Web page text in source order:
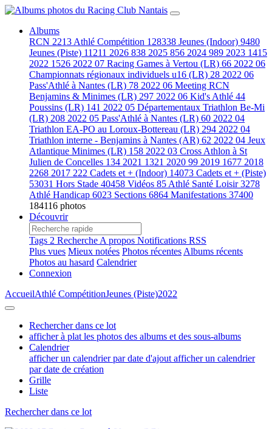
Albums
RCN 2213 Athlé Compétition 128338 Jeunes (Indoor) 9480
Jeunes (Piste) 11211 2026 838 2025 856 2024 989 2023 1415
2022 1526 2022 07 Racing Games à Vertou (LR) 66 2022 06
Championnats régionaux individuels u16 (LR) 28 2022 06
Pass'Athlé à Nantes (LR) 78 2022 06 Meeting RCN
Benjamins & Minimes (LR) 297 2022 06 Kid's Athlé 44
Poussins (LR) 141 2022 05 Départementaux Triathlon Be-Mi
(LR) 208 2022 05 Pass'Athlé à Nantes (LR) 60 2022 04
Triathlon EA-PO au Loroux-Bottereau (LR) 294 2022 04
Triathlon interne - Benjamins à Nantes (AR) 62 2022 04 Jeux
Atlantique Minimes (LR) 158 2022 03 Cross Athlon à St
Julien de Concelles 134 2021 1321 2020 99 2019 1677 2018
2268 2017 222 Cadets et + (Indoor) 14073 Cadets et + (Piste)
53031 Hors Stade 40458 Vidéos 85 Athlé Santé Loisir3278
Athlé Handicap 6023 Sections 6864 Manifestations 37400
184116 photos
Découvrir
Tags 2 Recherche A propos Notifications RSS
Plus vues Mieux notées Photos récentes Albums récents
Photos au hasard Calendrier
Connexion
AccueilAthlé CompétitionJeunes (Piste)2022
Rechercher dans ce lot
afficher à plat les photos des albums et des sous-albums
Calendrier
afficher un calendrier par date d'ajout afficher un calendrier
par date de création
Grille
Liste
Rechercher dans ce lot